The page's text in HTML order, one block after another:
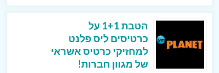
הטבת 1+1 על
כרטיסים ליס פלנט
למחזיקי כרטיס אשראי
של מגוון חברות!